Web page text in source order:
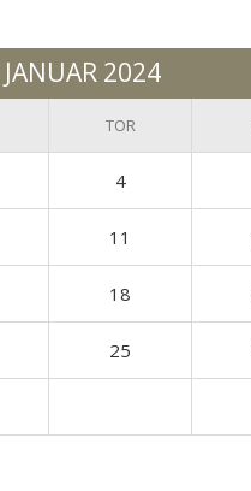
JANUAR 2024
TOR
4
11
18
25